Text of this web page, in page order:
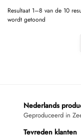
Resultaat 1–8 van de 10
wordt getoond
Nederlands
Geproduceerd in
Tevreden klanten